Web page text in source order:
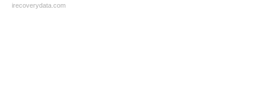
irecoverydata.com